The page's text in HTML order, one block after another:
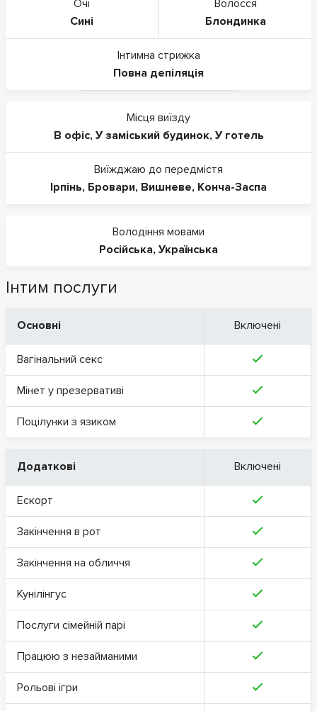
Очі
Сині
Волосся
Блондинка
Інтимна стрижка
Повна депіляція
Місця виїзду
В офіс, У заміський будинок, У готель
Виїжджаю до передмістя
Ірпінь, Бровари, Вишневе, Конча-Заспа
Володіння мовами
Російська, Українська
Інтим послуги
Основні Включені
Вагінальний секс
Мінет у презервативі
Поцілунки з язиком
Додаткові Включені
Ескорт
Закінчення в рот
Закінчення на обличчя
Кунілінгус
Послуги сімейній парі
Працюю з незайманими
Рольові ігри